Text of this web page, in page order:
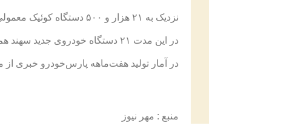
نزدیک به ۲۱ هزار و ۵۰۰ دستگاه کوئیک معمولی
در این مدت ۲۱ دستگاه خودروی جدید سهند هم تولید داشته است.
در آمار تولید هفت‌ماهه پارس‌خودرو خبری از
منبع : مهر نیوز